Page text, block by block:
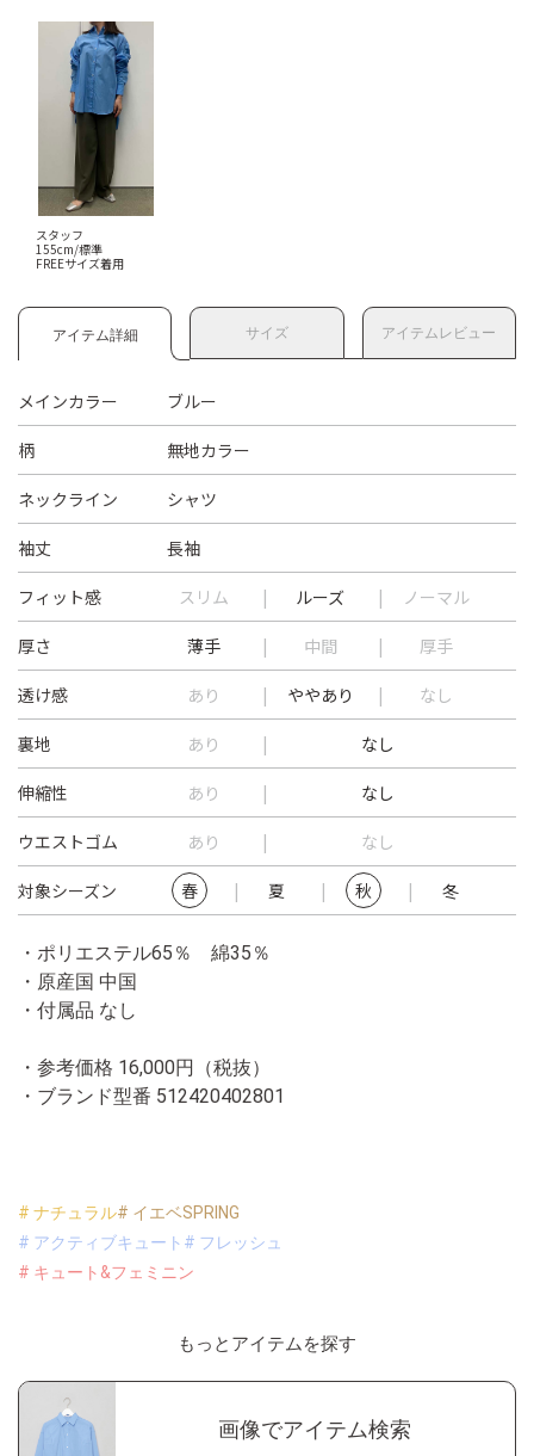
スタッフ
155cm/標準
FREEサイズ着用
アイテム詳細 サイズ アイテムレビュー
メインカラー ブルー
柄 無地カラー
ネックライン シャツ
袖丈 長袖
フィット感 スリム ルーズ ノーマル
厚さ 薄手 中間 厚手
透け感 あり ややあり なし
裏地 あり なし
伸縮性 あり なし
ウエストゴム あり なし
対象シーズン 春 夏 秋 冬
・ポリエステル65％ 綿35％
・原産国 中国
・付属品 なし
・参考価格 16,000円（税抜）
・ブランド型番 512420402801
# ナチュラル# イエベSPRING
# アクティブキュート # フレッシュ
# キュート&フェミニン
もっとアイテムを探す
画像でアイテム検索